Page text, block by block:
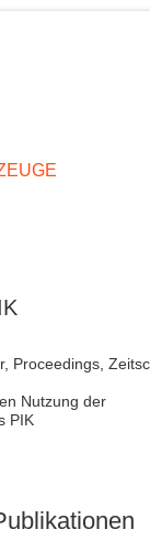
Proceedings,
Nutzung der
PIK